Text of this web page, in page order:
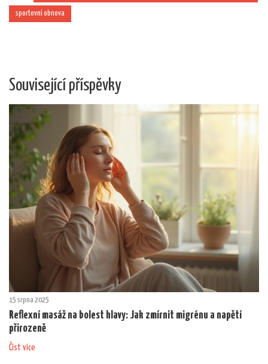
sportovní obnova
Související příspěvky
15 srpna 2025
Reflexní masáž na bolest hlavy: Jak zmírnit migrénu a napětí
přirozeně
Číst více